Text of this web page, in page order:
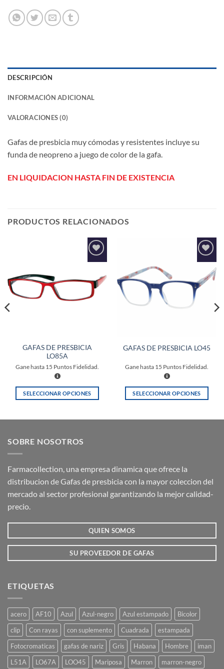
DESCRIPCIÓN
INFORMACIÓN ADICIONAL
VALORACIONES (0)
Gafas de presbicia muy cómodas y resistentes incluye su
funda de neopreno a juego de color de la gafa.
EN LIQUIDACION HASTA FIN DE EXISTENCIA
PRODUCTOS RELACIONADOS
Añadir
lista de
deseos
GAFAS DE PRESBICIA
LO85A
Gane hasta 15 Puntos Fidelidad.
SELECCIONAR OPCIONES
variantes.
opciones
se
elegir
de
producto
Añadir
lista de
deseos
GAFAS DE PRESBICIA LO45
Gane hasta 15 Puntos Fidelidad.
SELECCIONAR OPCIONES
opciones
elegir
de
SOBRE NOSOTROS
Farmacollection, una empresa dinamica que ofrece la
distribucion de Gafas de presbicia con la mayor coleccion del
mercado al sector profesional garantizando la mejor calidad-
precio.
QUIEN SOMOS
SU PROVEEDOR DE GAFAS
ETIQUETAS
acero AF10 Azul Azul-negro Azul estampado
Bicolor
clip
Con rayas con suplemento Cuadrada
estampada
Fotocromaticas
gafas de nariz Gris Habana Hombre
iman
L51A
LO67A LOO45 Mariposa Marron
marron-negro